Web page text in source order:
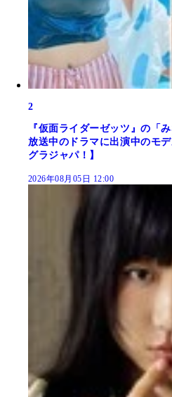
2
『仮面ライダーゼッツ』の「
放送中のドラマに出演中のモ
グラジャパ！】
2026年08月05日 12:00